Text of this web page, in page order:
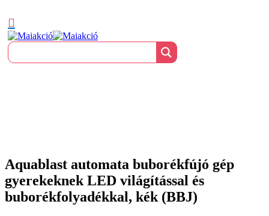
Aquablast automata buborékfújó gép
gyerekeknek LED világítással és
buborékfolyadékkal, kék (BBJ)